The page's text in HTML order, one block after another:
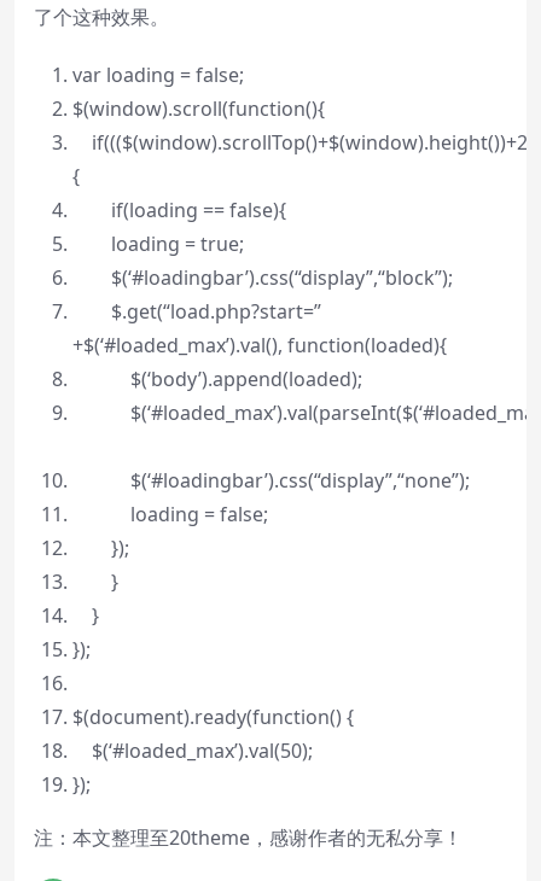
了个这种效果。
var loading =false;
$(window).scroll(function(){
if
{
if(loading ==false){
loading =true;
$(‘#loadingbar’).css(“display”,“block”);
$.get(“load.php?start=”
+$(‘#loaded_max’).val(), function(loaded){
$(‘body’).append(loaded);
$(‘#loadingbar’).css(“display”,“none”);
loading =false;
});
}
}
});
$(document).ready(function() {
$(‘#loaded_max’).val(50);
});
注：本文整理至20theme，感谢作者的无私分享！